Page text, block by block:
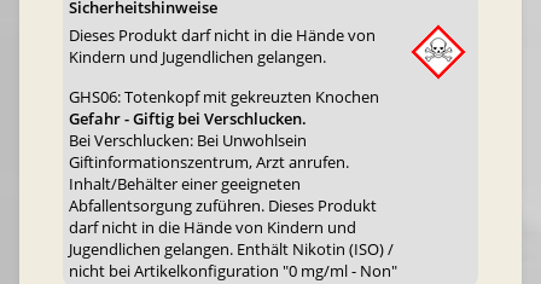
Sicherheitshinweise
Dieses Produkt darf nicht in die Hände von
Kindern und Jugendlichen gelangen.
GHS06: Totenkopf mit gekreuzten Knochen
Gefahr - Giftig bei Verschlucken.
Bei Verschlucken: Bei Unwohlsein
Giftinformationszentrum, Arzt anrufen.
Inhalt/Behälter einer geeigneten
Abfallentsorgung zuführen. Dieses Produkt
darf nicht in die Hände von Kindern und
Jugendlichen gelangen. Enthält Nikotin (ISO) /
nicht bei Artikelkonfiguration "0 mg/ml - Non"